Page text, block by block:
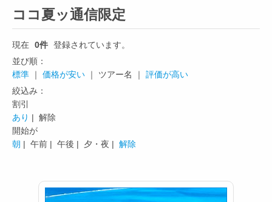
ココ夏ッ通信限定
現在 0件 登録されています。
並び順：
標準 ｜ 価格が安い ｜ ツアー名 ｜ 評価が高い
絞込み：
割引
あり | 解除
開始が
朝 | 午前 | 午後 | 夕・夜 | 解除